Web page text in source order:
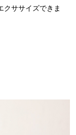
クササイズできま